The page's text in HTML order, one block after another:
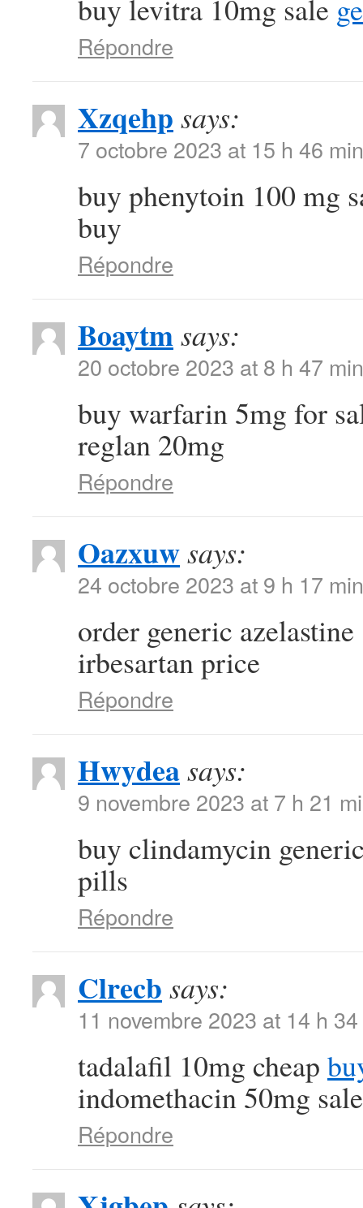
buy levitra 10mg sale
Répondre
Xzqehp says:
7 octobre 2023 at 15 h 46 min
buy phenytoin 100 mg
buy
Répondre
Boaytmsays:
20 octobre 2023 at 8 h 47 min
buy warfarin 5mg for
reglan 20mg
Répondre
Oazxuwsays:
24 octobre 2023 at 9 h 17 min
order generic
irbesartan price
Répondre
Hwydeasays:
9 novembre 2023 at 7 h 21
buy clindamycin
pills
Répondre
Clrecb says:
11 novembre 2023 at 14 h
tadalafil 10mg cheap
indomethacin 50mg sale
Répondre